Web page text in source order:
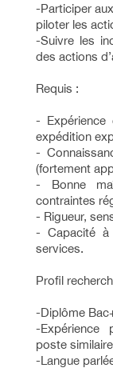
-Participer
piloter les
-Suivre les
des actions
Requis :
- Expérience
expédition
-
(fortement
- Bonne
contraintes
- Rigueur,
- Capacité à
services.
Profil
-Diplôme
-Expérience
poste
-Langue